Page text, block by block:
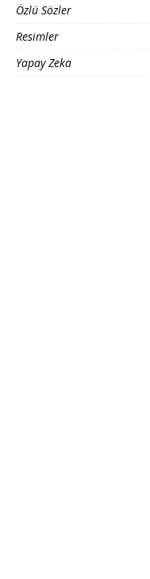
Özlü Sözler
Resimler
Yapay Zeka